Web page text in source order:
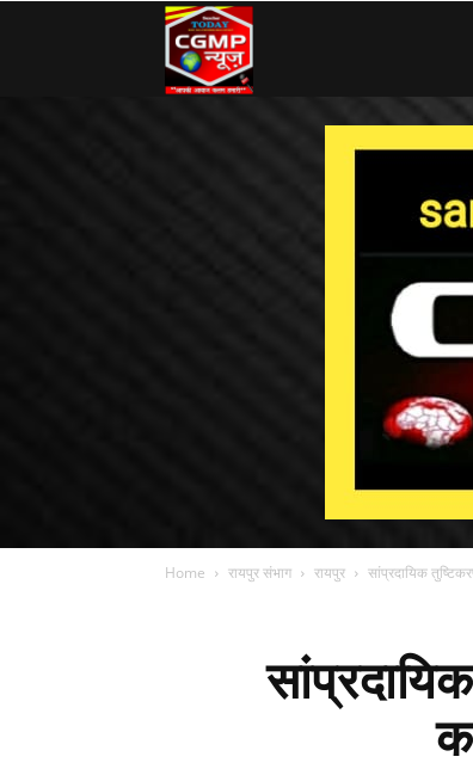
Home रायपुर संभाग रायपुर सांप्रदायिक